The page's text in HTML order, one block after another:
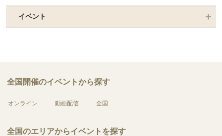
イベント
全国開催のイベントから探す
オンライン 動画配信 全国
全国のエリアからイベントを探す